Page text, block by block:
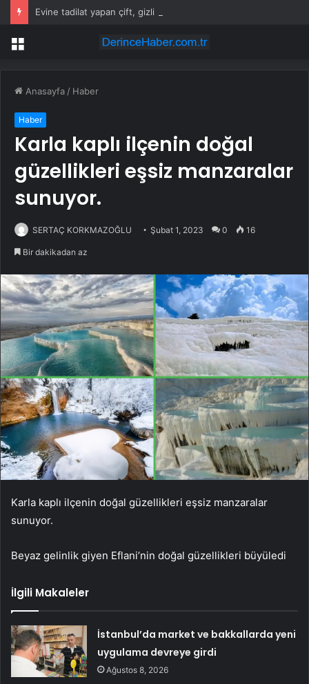
Menü
Anasayfa / Haber
Haber
Karla kaplı ilçenin doğal
güzellikleri eşsiz manzaralar
sunuyor.
SERTAÇ KORKMAZOĞLU Şubat 1, 2023 0 16
Bir dakikadan az
Karla kaplı ilçenin doğal güzellikleri eşsiz manzaralar
sunuyor.
Beyaz gelinlik giyen Eflani’nin doğal güzellikleri büyüledi
İlgili Makaleler
İstanbul’da market ve bakkallarda yeni
uygulama devreye girdi
Ağustos 8, 2026